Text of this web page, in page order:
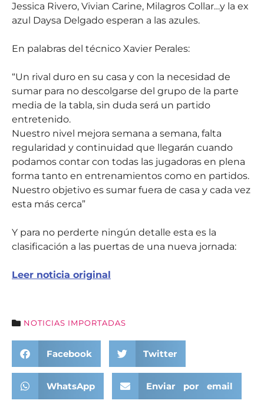
Jessica Rivero, Vivian Carine, Milagros Collar…y la ex
azul Daysa Delgado esperan a las azules.
En palabras del técnico Xavier Perales:
“Un rival duro en su casa y con la necesidad de
sumar para no descolgarse del grupo de la parte
media de la tabla, sin duda será un partido
entretenido.
Nuestro nivel mejora semana a semana, falta
regularidad y continuidad que llegarán cuando
podamos contar con todas las jugadoras en plena
forma tanto en entrenamientos como en partidos.
Nuestro objetivo es sumar fuera de casa y cada vez
esta más cerca”
Y para no perderte ningún detalle esta es la
clasificación a las puertas de una nueva jornada:
Leer noticia original
NOTICIAS IMPORTADAS
Facebook Twitter
WhatsApp Enviar por email